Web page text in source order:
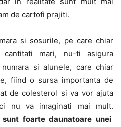
de cartofi prajiti.
si sosurile, pe care chiar
mari, nu-ti asigura
si alunele, care chiar
fiind o sursa importanta de
de colesterol si va vor ajuta
nu va imaginati mai mult.
sunt foarte daunatoare unei